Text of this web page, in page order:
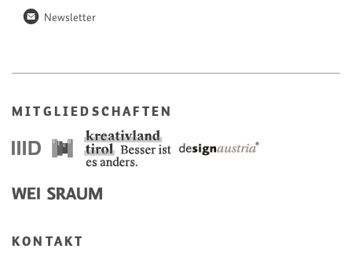
n Newsletter
MITGLIEDSCHAFTEN
KONTAKT